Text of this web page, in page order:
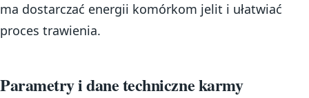
ma dostarczać energii komórkom jelit i ułatwiać
proces trawienia.
Parametry i dane techniczne karmy